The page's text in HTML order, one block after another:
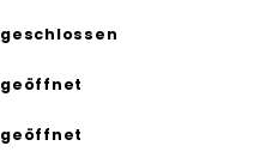
geschlossen
geöffnet
geöffnet